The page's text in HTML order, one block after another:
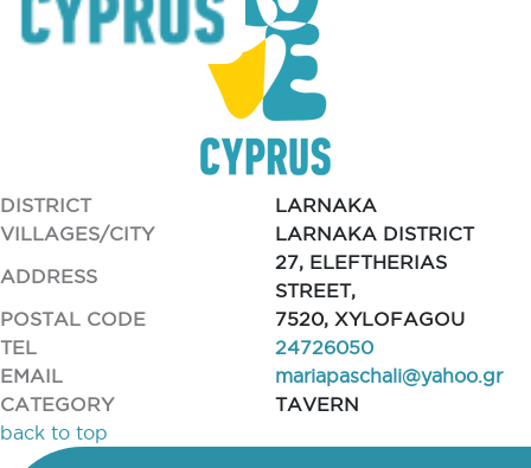
DISTRICT
LARNAKA
VILLAGES/CITY
LARNAKA DISTRICT
ADDRESS
27, ELEFTHERIAS
STREET,
POSTAL CODE
7520, XYLOFAGOU
TEL
24726050
EMAIL
mariapaschali@yahoo.gr
CATEGORY
TAVERN
back to top